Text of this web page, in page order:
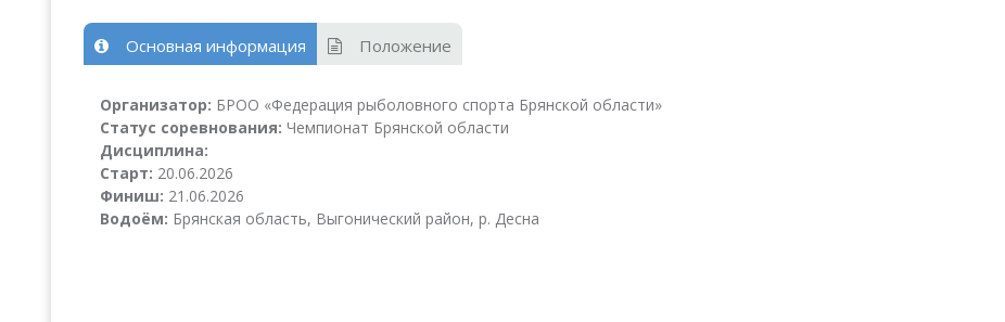
Основная информация Положение
Организатор: БРОО «Федерация рыболовного спорта Брянской области»
Статус соревнования: Чемпионат Брянской области
Дисциплина:
Старт: 20.06.2026
Финиш: 21.06.2026
Водоём: Брянская область, Выгонический район, р. Десна